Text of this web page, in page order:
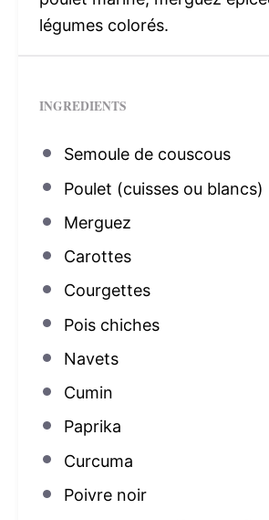
légumes colorés.
INGREDIENTS
Semoule de couscous
Poulet (cuisses ou blancs)
Merguez
Carottes
Courgettes
Pois chiches
Navets
Cumin
Paprika
Curcuma
Poivre noir